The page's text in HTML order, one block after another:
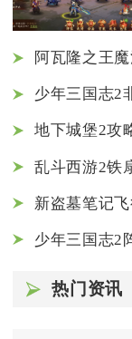
阿瓦隆之王
少年三国志2
地下城堡2攻
乱斗西游2铁
新盗墓笔记
热门资讯